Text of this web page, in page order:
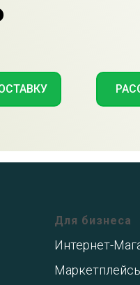
Для бизнеса
Интернет-